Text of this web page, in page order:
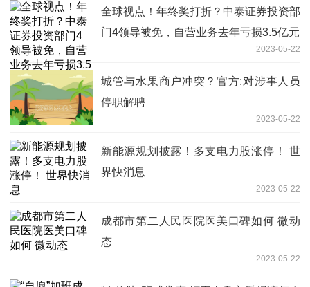
全球视点！年终奖打折？中泰证券投资部
门4领导被免，自营业务去年亏损3.5亿元
2023-05-22
城管与水果商户冲突？官方:对涉事人员
停职解聘
2023-05-22
新能源规划披露！多支电力股涨停！ 世
界快消息
2023-05-22
成都市第二人民医院医美口碑如何 微动
态
2023-05-22